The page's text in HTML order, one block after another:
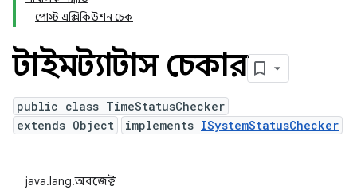
পোস্ট এক্সিকিউশন চেক
টাইম স্ট্যাটাস চেকার
public class TimeStatusChecker
extends Object
implements ISystemStatusChecker
java.lang.অবজেক্ট